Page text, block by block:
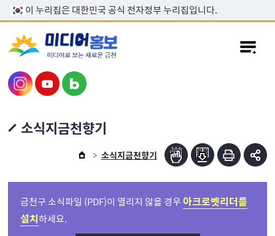
본문 바로가기
이 누리집은 대한민국 공식 전자정부 누리집입니다.
소식지금천향기
소식지금천향기
금천구 소식파일 (PDF)이 열리지 않을 경우아크로벳리더를
설치하세요.